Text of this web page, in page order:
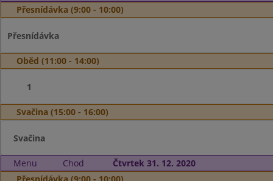
Přesnídávka (9:00 - 10:00)
Přesnídávka
Oběd (11:00 - 14:00)
1
Svačina (15:00 - 16:00)
Svačina
Menu Chod
Čtvrtek 31. 12. 2020